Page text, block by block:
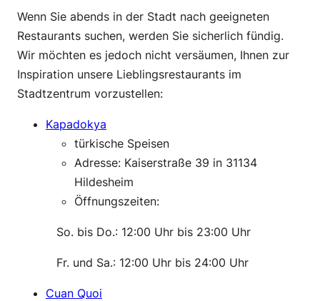
Wenn Sie abends in der Stadt nach geeigneten
Restaurants suchen, werden Sie sicherlich fündig.
Wir möchten es jedoch nicht versäumen, Ihnen zur
Inspiration unsere Lieblingsrestaurants im
Stadtzentrum vorzustellen:
Kapadokya
türkische Speisen
Adresse: Kaiserstraße 39 in 31134
Hildesheim
Öffnungszeiten:
So. bis Do.: 12:00 Uhr bis 23:00 Uhr
Fr. und Sa.: 12:00 Uhr bis 24:00 Uhr
Cuan Quoi